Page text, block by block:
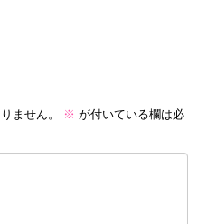
ません。 ※ が付いている欄は必